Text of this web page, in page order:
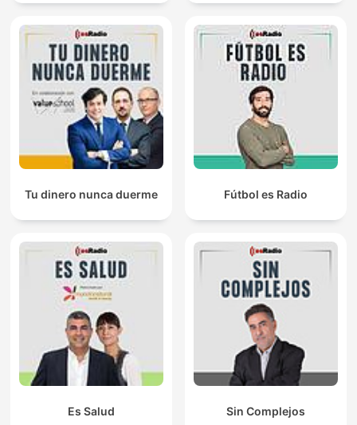
Tu dinero nunca duerme Fútbol es Radio
Es Salud Sin Complejos